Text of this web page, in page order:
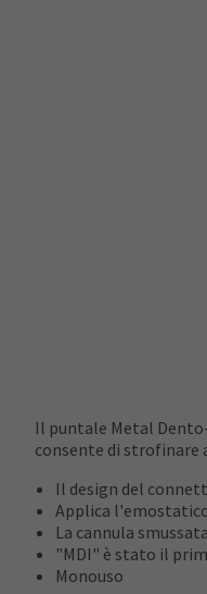
Il puntale Metal
consente di strofinare
Il design del
Applica
La cannula
"MDI" è stato il
Monouso